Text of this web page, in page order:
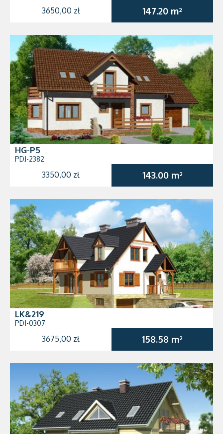
3650,00 zł 147.20 m²
HG-P5
PDJ-2382
3350,00 zł 143.00 m²
LK&219
PDJ-0307
3675,00 zł 158.58 m²